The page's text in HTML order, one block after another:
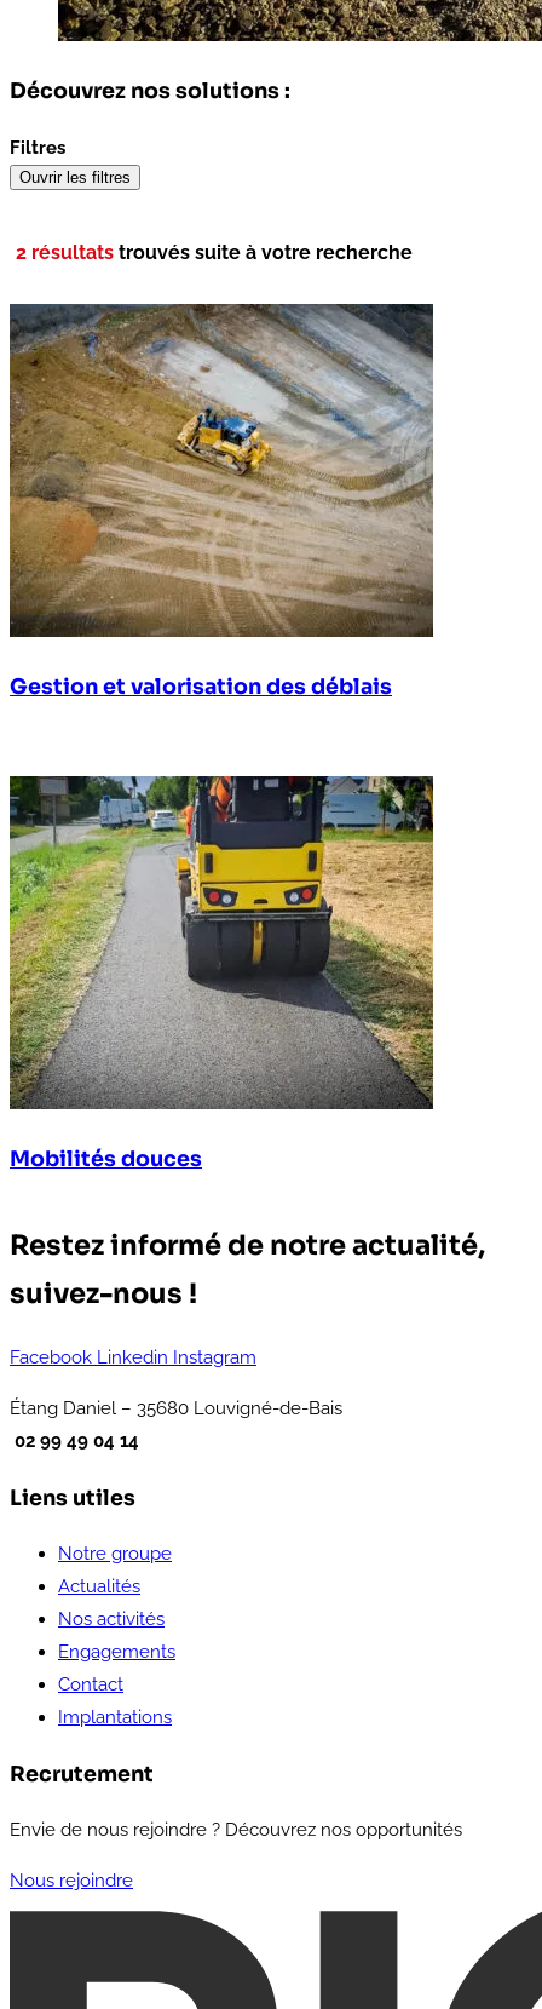
Découvrez nos solutions :
Filtres
Ouvrir les filtres
2 résultats trouvés suite à votre recherche
Gestion et valorisation des déblais
Mobilités douces
Restez informé de notre actualité,
suivez-nous !
Facebook Linkedin Instagram
Étang Daniel – 35680 Louvigné-de-Bais
02 99 49 04 14
Liens utiles
Notre groupe
Actualités
Nos activités
Engagements
Contact
Implantations
Recrutement
Envie de nous rejoindre ? Découvrez nos opportunités
Nous rejoindre